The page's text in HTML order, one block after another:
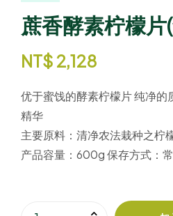
蔗香酵素柠檬
NT$ 2,128
优于蜜饯的酵素柠檬片 纯净的
精华
主要原料： 清净农法栽种之柠
产品容量： 600g保存方式：